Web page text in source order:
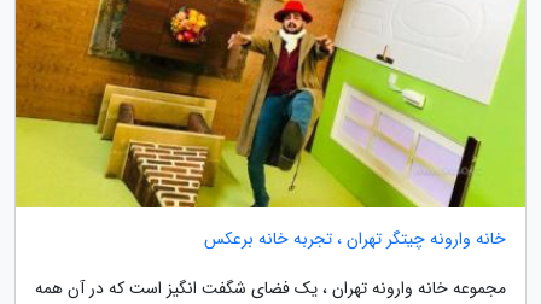
خانه وارونه چیتگر تهران ، تجربه خانه برعکس
مجموعه خانه وارونه تهران ، یک فضای شگفت انگیز است که در آن همه